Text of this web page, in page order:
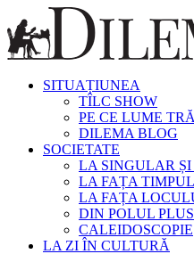
SITUAȚIUNEA
TÎLC SHOW
PE CE LUME
DILEMA BLOG
SOCIETATE
LA SINGULAR
LA FAȚA
LA FAȚA
DIN POLUL PLUS
CALEIDOSCOPIE
LA ZI ÎN CULTURĂ